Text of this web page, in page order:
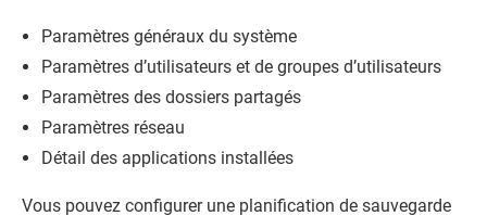
Paramètres généraux du système
Paramètres d’utilisateurs et de groupes d’utilisateurs
Paramètres des dossiers partagés
Paramètres réseau
Détail des applications installées
Vous pouvez configurer une planification de sauvegarde